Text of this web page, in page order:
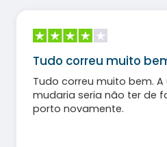
Tudo correu muito
Tudo correu muito bem.
mudaria seria não ter de
porto novamente.